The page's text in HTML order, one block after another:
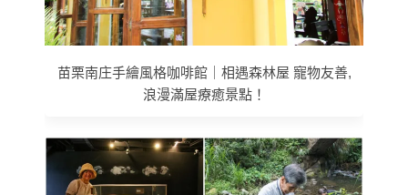
苗栗南庄手繪風格咖啡館｜相遇森林屋 寵物友善,
浪漫滿屋療癒景點！